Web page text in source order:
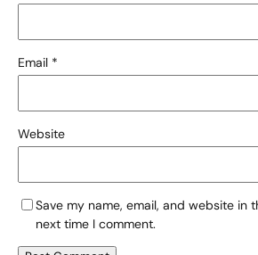
Email *
Website
Save my name, email, and website in
next time I comment.